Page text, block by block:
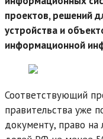
проектов, решений
устройства и
информационной
Соответствующий
правительства уже
документу, право на